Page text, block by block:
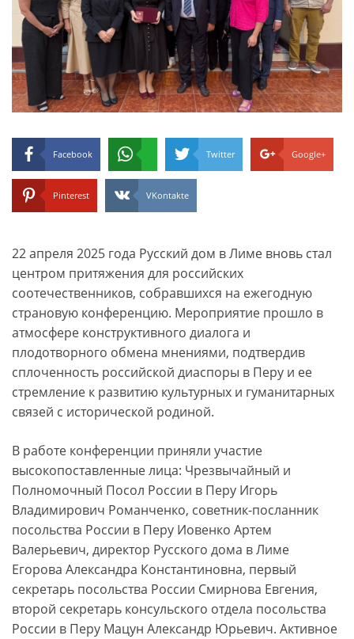
Facebook Twitter Google+
Pinterest VKontakte
22 апреля 2025 года Русский дом в Лиме вновь стал
центром притяжения для российских
соотечественников, собравшихся на ежегодную
страновую конференцию. Мероприятие прошло в
атмосфере конструктивного диалога и
плодотворного обмена мнениями, подтвердив
сплоченность российской диаспоры в Перу и ее
стремление к развитию культурных и гуманитарных
связей с исторической родиной.
В работе конференции приняли участие
высокопоставленные лица: Чрезвычайный и
Полномочный Посол России в Перу Игорь
Владимирович Романченко, советник-посланник
посольства России в Перу Иовенко Артем
Валерьевич, директор Русского дома в Лиме
Егорова Александра Константиновна, первый
секретарь посольства России Смирнова Евгения,
второй секретарь консульского отдела посольства
России в Перу Мацун Александр Юрьевич. Активное